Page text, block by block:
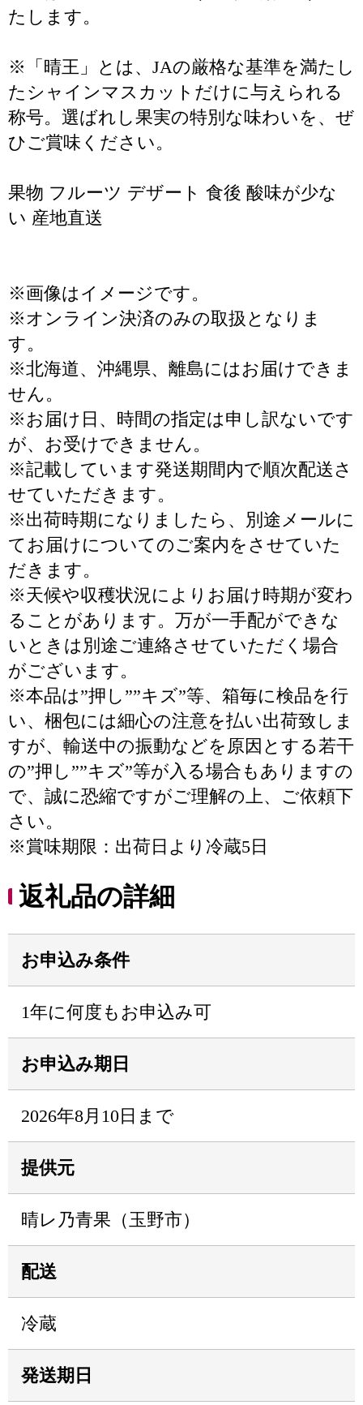
たします。
※「晴王」とは、JAの厳格な基準を満たし
たシャインマスカットだけに与えられる
称号。選ばれし果実の特別な味わいを、ぜ
ひご賞味ください。
果物 フルーツ デザート 食後 酸味が少な
い 産地直送
※画像はイメージです。
※オンライン決済のみの取扱となりま
す。
※北海道、沖縄県、離島にはお届けできま
せん。
※お届け日、時間の指定は申し訳ないです
が、お受けできません。
※記載しています発送期間内で順次配送さ
せていただきます。
※出荷時期になりましたら、別途メールに
てお届けについてのご案内をさせていた
だきます。
※天候や収穫状況によりお届け時期が変わ
ることがあります。万が一手配ができな
いときは別途ご連絡させていただく場合
がございます。
※本品は”押し””キズ”等、箱毎に検品を行
い、梱包には細心の注意を払い出荷致しま
すが、輸送中の振動などを原因とする若干
の”押し””キズ”等が入る場合もありますの
で、誠に恐縮ですがご理解の上、ご依頼下
さい。
※賞味期限：出荷日より冷蔵5日
返礼品の詳細
お申込み条件
1年に何度もお申込み可
お申込み期日
2026年8月10日まで
提供元
晴レ乃青果（玉野市）
配送
冷蔵
発送期日